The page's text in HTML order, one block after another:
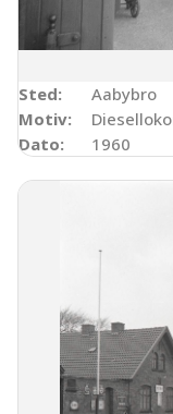
Sted:
Aabybro
Motiv:
Dato:
1960